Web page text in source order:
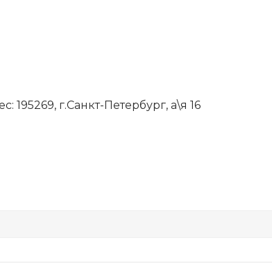
195269, г.Санкт-Петербург, а\я 16